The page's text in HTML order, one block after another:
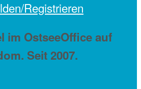
Registrieren
im OstseeOffice auf
Seit 2007.